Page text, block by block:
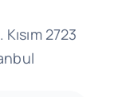
2723